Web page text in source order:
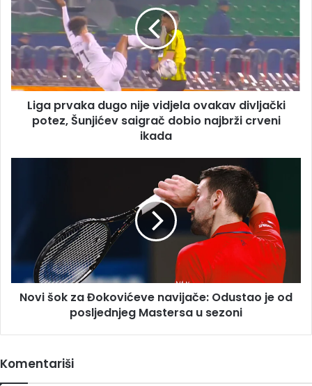
nije
vidjela
ovakav
divljački
potez,
Šunjićev
saigrač
dobio
Liga prvaka dugo nije vidjela ovakav divljački
potez, Šunjićev saigrač dobio najbrži crveni
ikada
od
posljednjeg
Mastersa
Novi šok za Đokovićeve navijače: Odustao je od
posljednjeg Mastersa u sezoni
Komentariši